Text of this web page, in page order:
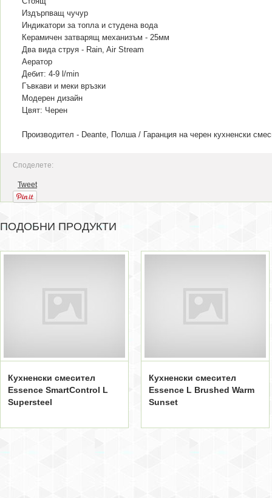
Издърпващ чучур
Индикатори за топла и студена вода
Керамичен затварящ механизъм - 25мм
Два вида струя - Rain, Air Stream
Аератор
Дебит: 4-9 l/min
Гъвкави и меки връзки
Модерен дизайн
Цвят: Черен
Производител - Deante, Полша / Гаранция на черен кухненски
Споделете:
Tweet
ПОДОБНИ ПРОДУКТИ
Кухненски смесител
Essence SmartControl L
Supersteel
Кухненски смесител
Essence L Brushed Warm
Sunset